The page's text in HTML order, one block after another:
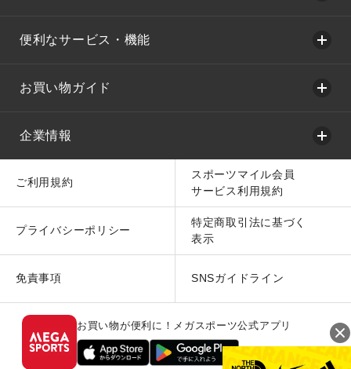
便利なサービス・機能
お買い物ガイド
企業情報
ご利用規約
スポーツマイル会員
サービス利用規約
プライバシーポリシー
特定商取引法に基づく
表示
免責事項 SNSガイドライン
お買い物が便利に！メガスポーツ公式アプリ